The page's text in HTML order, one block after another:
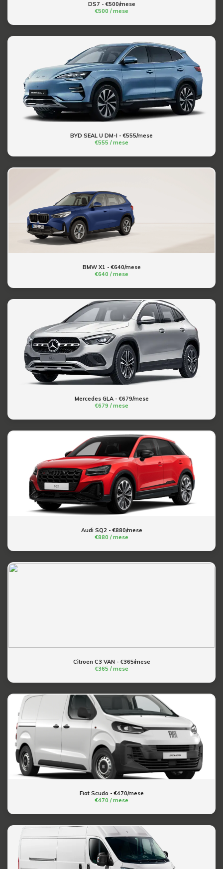
DS7 - €500/mese
€500 / mese
BYD SEAL U DM-I - €555/mese
€555 / mese
BMW X1 - €640/mese
€640 / mese
Mercedes GLA - €679/mese
€679 / mese
Audi SQ2 - €880/mese
€880 / mese
Citroen C3 VAN - €365/mese
€365 / mese
Fiat Scudo - €470/mese
€470 / mese